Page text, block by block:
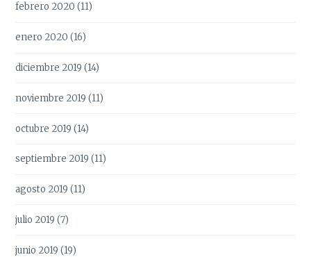
febrero 2020 (11)
enero 2020 (16)
diciembre 2019 (14)
noviembre 2019 (11)
octubre 2019 (14)
septiembre 2019 (11)
agosto 2019 (11)
julio 2019 (7)
junio 2019 (19)